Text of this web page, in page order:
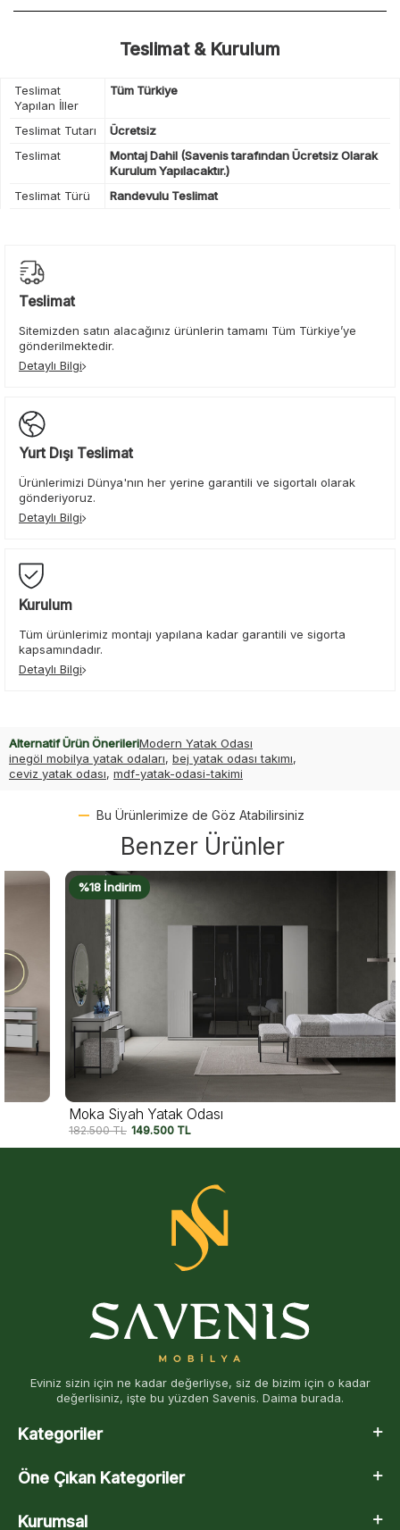
Teslimat & Kurulum
Teslimat
Yapılan İller
Tüm Türkiye
Teslimat Tutarı
Ücretsiz
Teslimat
Montaj Dahil (Savenis tarafından Ücretsiz Olarak
Kurulum Yapılacaktır.)
Teslimat Türü
Randevulu Teslimat
Teslimat
Sitemizden satın alacağınız ürünlerin tamamı Tüm Türkiye’ye
gönderilmektedir.
Detaylı Bilgi
Yurt Dışı Teslimat
Ürünlerimizi Dünya'nın her yerine garantili ve sigortalı olarak
gönderiyoruz.
Detaylı Bilgi
Kurulum
Tüm ürünlerimiz montajı yapılana kadar garantili ve sigorta
kapsamındadır.
Detaylı Bilgi
Alternatif Ürün ÖnerileriModern Yatak Odası
inegöl mobilya yatak odaları, bej yatak odası takımı,
ceviz yatak odası, mdf-yatak-odasi-takimi
Bu Ürünlerimize de Göz Atabilirsiniz
Benzer Ürünler
%18 İndirim
Moka Siyah Yatak Odası
149.500TL
Eviniz sizin için ne kadar değerliyse, siz de bizim için o kadar
değerlisiniz, işte bu yüzden Savenis. Daima burada.
Kategoriler
Öne Çıkan Kategoriler
Kurumsal